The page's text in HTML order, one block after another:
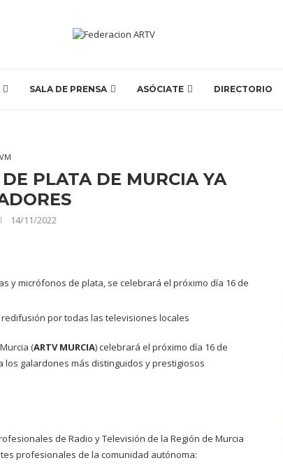
SALA DE PRENSA ASÓCIATE DIRECTORIO
PLATA DE MURCIA YA
14/11/2022
y micrófonos de plata, se celebrará el próximo día 16 de
redifusión por todas las televisiones locales
(ARTV MURCIA) celebrará el próximo día 16 de
galardones más distinguidos y prestigiosos
de Radio y Televisión de la Región de Murcia
profesionales de la comunidad autónoma: